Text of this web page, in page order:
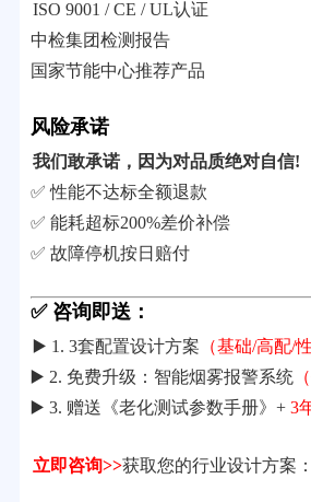
ISO 9001 / CE / UL认证
中检集团检测报告
国家节能中心推荐产品
风险承诺
我们敢承诺，因为对品质绝对自信!
✅ 性能不达标全额退款
✅ 能耗超标200%差价补偿
✅ 故障停机按日赔付
✅ 咨询即送：
▶️ 1. 3套配置设计方案 （基础/高配/
▶️ 2. 免费升级：智能烟雾报警系统
▶️ 3. 赠送《老化测试参数手册》+ 3
立即咨询>>获取您的行业设计方案：